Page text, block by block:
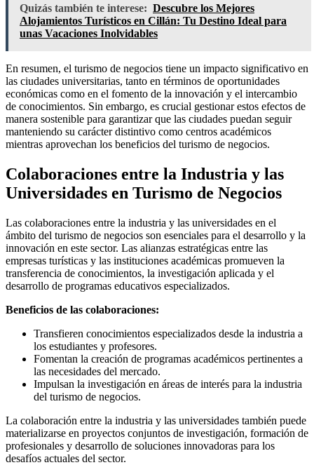
Quizás también te interese: Descubre los Mejores
Alojamientos Turísticos en Cillán: Tu Destino Ideal para
unas Vacaciones Inolvidables
En resumen, el turismo de negocios tiene un impacto significativo en
las ciudades universitarias, tanto en términos de oportunidades
económicas como en el fomento de la innovación y el intercambio
de conocimientos. Sin embargo, es crucial gestionar estos efectos de
manera sostenible para garantizar que las ciudades puedan seguir
manteniendo su carácter distintivo como centros académicos
mientras aprovechan los beneficios del turismo de negocios.
Colaboraciones entre la Industria y las
Universidades en Turismo de Negocios
Las colaboraciones entre la industria y las universidades en el
ámbito del turismo de negocios son esenciales para el desarrollo y la
innovación en este sector. Las alianzas estratégicas entre las
empresas turísticas y las instituciones académicas promueven la
transferencia de conocimientos, la investigación aplicada y el
desarrollo de programas educativos especializados.
Beneficios de las colaboraciones:
Transfieren conocimientos especializados desde la industria a
los estudiantes y profesores.
Fomentan la creación de programas académicos pertinentes a
las necesidades del mercado.
Impulsan la investigación en áreas de interés para la industria
del turismo de negocios.
La colaboración entre la industria y las universidades también puede
materializarse en proyectos conjuntos de investigación, formación de
profesionales y desarrollo de soluciones innovadoras para los
desafíos actuales del sector.